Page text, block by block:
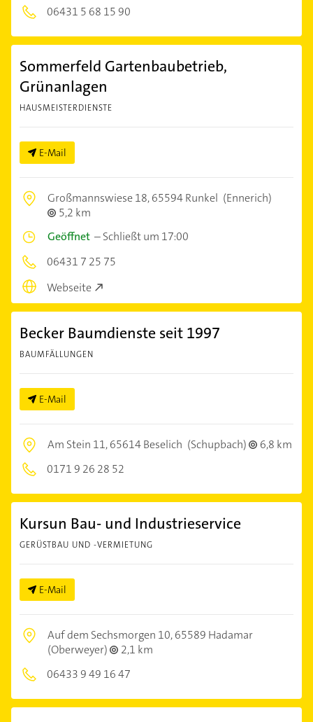
06431 5 68 15 90
Sommerfeld Gartenbaubetrieb,
Grünanlagen
HAUSMEISTERDIENSTE
E-Mail
Großmannswiese 18,65594 Runkel (Ennerich)
5,2 km
Geöffnet –Schließt um 17:00
06431 7 25 75
Webseite
Becker Baumdienste seit 1997
BAUMFÄLLUNGEN
E-Mail
Am Stein 11,65614 Beselich (Schupbach)
6,8 km
0171 9 26 28 52
Kursun Bau- und Industrieservice
GERÜSTBAU UND -VERMIETUNG
E-Mail
Auf dem Sechsmorgen 10,65589 Hadamar
(Oberweyer)
2,1 km
06433 9 49 16 47